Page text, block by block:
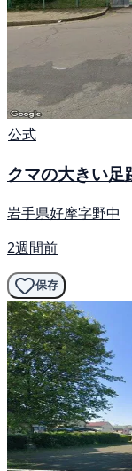
公式
クマの大きい足
岩手県好摩字野中
2週間前
保存